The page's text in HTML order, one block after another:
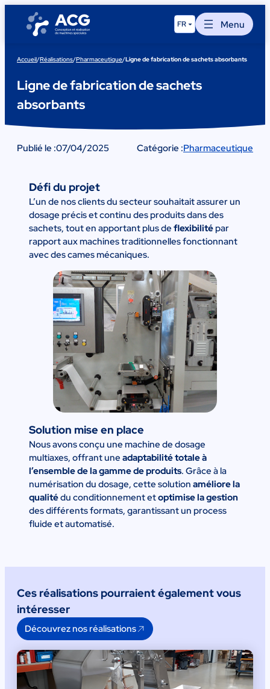
contenu
FR Menu
Accueil/Réalisations/Pharmaceutique/Ligne de fabrication de sachets absorbants
Ligne de fabrication de sachets
absorbants
Publié le :07/04/2025 Catégorie :Pharmaceutique
Défi du projet
L’un de nos clients du secteur souhaitait assurer un
dosage précis et continu des produits dans des
sachets, tout en apportant plus de flexibilitépar
rapport aux machines traditionnelles fonctionnant
avec des cames mécaniques.
Solution mise en place
Nous avons conçu une machine de dosage
multiaxes, offrant une adaptabilité totale à
l’ensemble de la gamme de produits. Grâce à la
numérisation du dosage, cette solution améliore la
qualitédu conditionnement etoptimise la gestion
des différents formats, garantissant un process
fluide et automatisé.
Ces réalisations pourraient également vous
intéresser
Découvrez nos réalisations